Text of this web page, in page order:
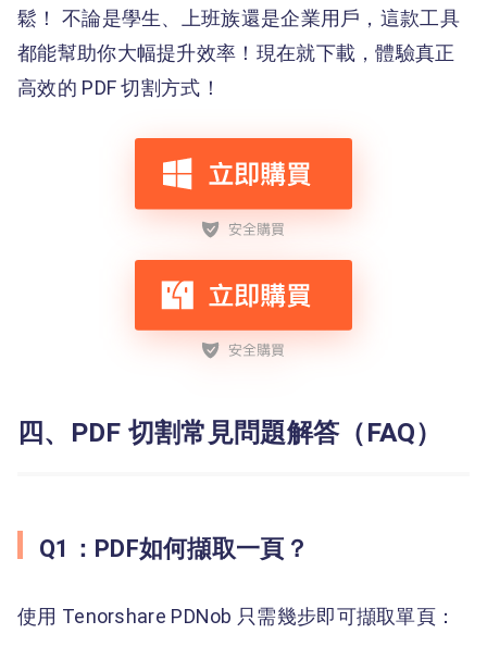
鬆！ 不論是學生、上班族還是企業用戶，這款工具
都能幫助你大幅提升效率！現在就下載，體驗真正
高效的 PDF 切割方式！
四、PDF 切割常見問題解答（FAQ）
Q1：PDF如何擷取一頁？
使用 Tenorshare PDNob 只需幾步即可擷取單頁：